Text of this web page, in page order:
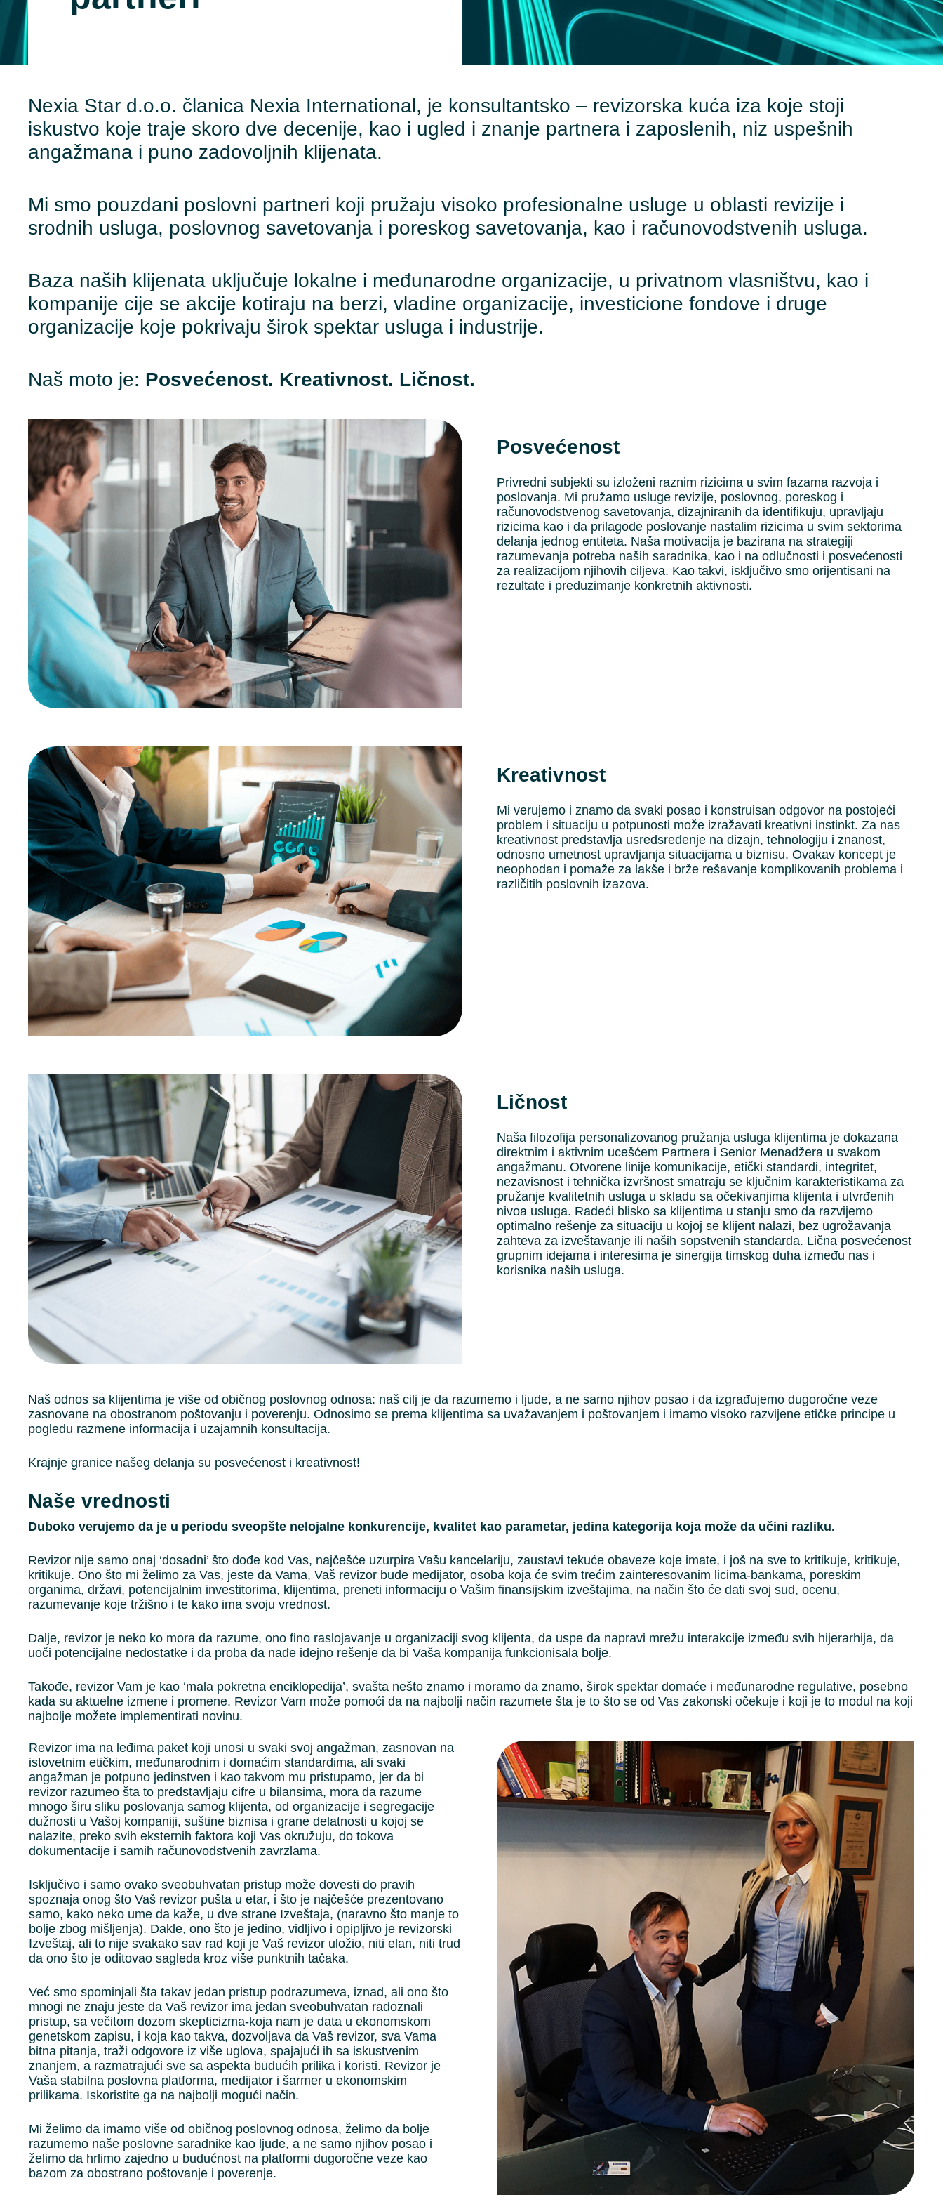
Nexia Star d.o.o. članica Nexia International, je konsultantsko – revizorska kuća iza koje stoji
iskustvo koje traje skoro dve decenije, kao i ugled i znanje partnera i zaposlenih, niz uspešnih
angažmana i puno zadovoljnih klijenata.
Mi smo pouzdani poslovni partneri koji pružaju visoko profesionalne usluge u oblasti revizije i
srodnih usluga, poslovnog savetovanja i poreskog savetovanja, kao i računovodstvenih usluga.
Baza naših klijenata uključuje lokalne i međunarodne organizacije, u privatnom vlasništvu, kao i
kompanije cije se akcije kotiraju na berzi, vladine organizacije, investicione fondove i druge
organizacije koje pokrivaju širok spektar usluga i industrije.
Naš moto je: Posvećenost. Kreativnost. Ličnost.
Posvećenost
Privredni subjekti su izloženi raznim rizicima u svim fazama razvoja i
poslovanja. Mi pružamo usluge revizije, poslovnog, poreskog i
računovodstvenog savetovanja, dizajniranih da identifikuju, upravljaju
rizicima kao i da prilagode poslovanje nastalim rizicima u svim sektorima
delanja jednog entiteta. Naša motivacija je bazirana na strategiji
razumevanja potreba naših saradnika, kao i na odlučnosti i posvećenosti
za realizacijom njihovih ciljeva. Kao takvi, isključivo smo orijentisani na
rezultate i preduzimanje konkretnih aktivnosti.
Kreativnost
Mi verujemo i znamo da svaki posao i konstruisan odgovor na postojeći
problem i situaciju u potpunosti može izražavati kreativni instinkt. Za nas
kreativnost predstavlja usredsređenje na dizajn, tehnologiju i znanost,
odnosno umetnost upravljanja situacijama u biznisu. Ovakav koncept je
neophodan i pomaže za lakše i brže rešavanje komplikovanih problema i
različitih poslovnih izazova.
Ličnost
Naša filozofija personalizovanog pružanja usluga klijentima je dokazana
direktnim i aktivnim ucešćem Partnera i Senior Menadžera u svakom
angažmanu. Otvorene linije komunikacije, etički standardi, integritet,
nezavisnost i tehnička izvršnost smatraju se ključnim karakteristikama za
pružanje kvalitetnih usluga u skladu sa očekivanjima klijenta i utvrđenih
nivoa usluga. Radeći blisko sa klijentima u stanju smo da razvijemo
optimalno rešenje za situaciju u kojoj se klijent nalazi, bez ugrožavanja
zahteva za izveštavanje ili naših sopstvenih standarda. Lična posvećenost
grupnim idejama i interesima je sinergija timskog duha između nas i
korisnika naših usluga.
Naš odnos sa klijentima je više od običnog poslovnog odnosa: naš cilj je da razumemo i ljude, a ne samo njihov posao i da izgrađujemo dugoročne veze
zasnovane na obostranom poštovanju i poverenju. Odnosimo se prema klijentima sa uvažavanjem i poštovanjem i imamo visoko razvijene etičke principe u
pogledu razmene informacija i uzajamnih konsultacija.
Krajnje granice našeg delanja su posvećenost i kreativnost!
Naše vrednosti
Duboko verujemo da je u periodu sveopšte nelojalne konkurencije, kvalitet kao parametar, jedina kategorija koja može da učini razliku.
Revizor nije samo onaj ‘dosadni’ što dođe kod Vas, najčešće uzurpira Vašu kancelariju, zaustavi tekuće obaveze koje imate, i još na sve to kritikuje, kritikuje,
kritikuje. Ono što mi želimo za Vas, jeste da Vama, Vaš revizor bude medijator, osoba koja će svim trećim zainteresovanim licima-bankama, poreskim
organima, državi, potencijalnim investitorima, klijentima, preneti informaciju o Vašim finansijskim izveštajima, na način što će dati svoj sud, ocenu,
razumevanje koje tržišno i te kako ima svoju vrednost.
Dalje, revizor je neko ko mora da razume, ono fino raslojavanje u organizaciji svog klijenta, da uspe da napravi mrežu interakcije između svih hijerarhija, da
uoči potencijalne nedostatke i da proba da nađe idejno rešenje da bi Vaša kompanija funkcionisala bolje.
Takođe, revizor Vam je kao ‘mala pokretna enciklopedija’, svašta nešto znamo i moramo da znamo, širok spektar domaće i međunarodne regulative, posebno
kada su aktuelne izmene i promene. Revizor Vam može pomoći da na najbolji način razumete šta je to što se od Vas zakonski očekuje i koji je to modul na koji
najbolje možete implementirati novinu.
Revizor ima na leđima paket koji unosi u svaki svoj angažman, zasnovan na
istovetnim etičkim, međunarodnim i domaćim standardima, ali svaki
angažman je potpuno jedinstven i kao takvom mu pristupamo, jer da bi
revizor razumeo šta to predstavljaju cifre u bilansima, mora da razume
mnogo širu sliku poslovanja samog klijenta, od organizacije i segregacije
dužnosti u Vašoj kompaniji, suštine biznisa i grane delatnosti u kojoj se
nalazite, preko svih eksternih faktora koji Vas okružuju, do tokova
dokumentacije i samih računovodstvenih zavrzlama.
Isključivo i samo ovako sveobuhvatan pristup može dovesti do pravih
spoznaja onog što Vaš revizor pušta u etar, i što je najčešće prezentovano
samo, kako neko ume da kaže, u dve strane Izveštaja, (naravno što manje to
bolje zbog mišljenja). Dakle, ono što je jedino, vidljivo i opipljivo je revizorski
Izveštaj, ali to nije svakako sav rad koji je Vaš revizor uložio, niti elan, niti trud
da ono što je oditovao sagleda kroz više punktnih tačaka.
Već smo spominjali šta takav jedan pristup podrazumeva, iznad, ali ono što
mnogi ne znaju jeste da Vaš revizor ima jedan sveobuhvatan radoznali
pristup, sa večitom dozom skepticizma-koja nam je data u ekonomskom
genetskom zapisu, i koja kao takva, dozvoljava da Vaš revizor, sva Vama
bitna pitanja, traži odgovore iz više uglova, spajajući ih sa iskustvenim
znanjem, a razmatrajući sve sa aspekta budućih prilika i koristi. Revizor je
Vaša stabilna poslovna platforma, medijator i šarmer u ekonomskim
prilikama. Iskoristite ga na najbolji mogući način.
Mi želimo da imamo više od običnog poslovnog odnosa, želimo da bolje
razumemo naše poslovne saradnike kao ljude, a ne samo njihov posao i
želimo da hrlimo zajedno u budućnost na platformi dugoročne veze kao
bazom za obostrano poštovanje i poverenje.